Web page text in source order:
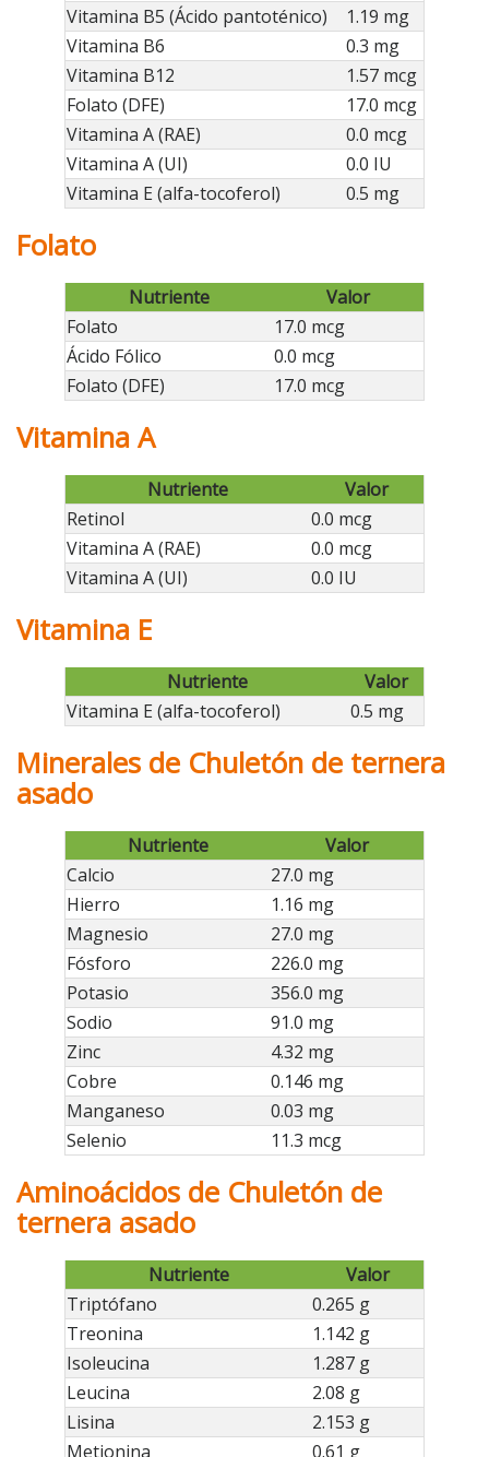
Vitamina B5 (Ácido pantoténico)
1.19 mg
Vitamina B6
0.3 mg
Vitamina B12
1.57 mcg
Folato (DFE)
17.0 mcg
Vitamina A (RAE)
0.0 mcg
Vitamina A (UI)
0.0 IU
Vitamina E (alfa-tocoferol)
0.5 mg
Folato
Nutriente
Valor
Folato
17.0 mcg
Ácido Fólico
0.0 mcg
Folato (DFE)
17.0 mcg
Vitamina A
Nutriente
Valor
Retinol
0.0 mcg
Vitamina A (RAE)
0.0 mcg
Vitamina A (UI)
0.0 IU
Vitamina E
Nutriente
Valor
Vitamina E (alfa-tocoferol)
0.5 mg
Minerales de Chuletón de ternera
asado
Nutriente
Valor
Calcio
27.0 mg
Hierro
1.16 mg
Magnesio
27.0 mg
Fósforo
226.0 mg
Potasio
356.0 mg
Sodio
91.0 mg
Zinc
4.32 mg
Cobre
0.146 mg
Manganeso
0.03 mg
Selenio
11.3 mcg
Aminoácidos de Chuletón de
ternera asado
Nutriente
Valor
Triptófano
0.265 g
Treonina
1.142 g
Isoleucina
1.287 g
Leucina
2.08 g
Lisina
2.153 g
Metionina
0.61 g